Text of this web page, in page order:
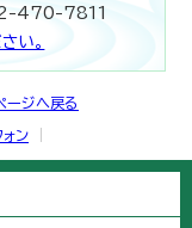
470-7811
い。
ージへ戻る
ォン